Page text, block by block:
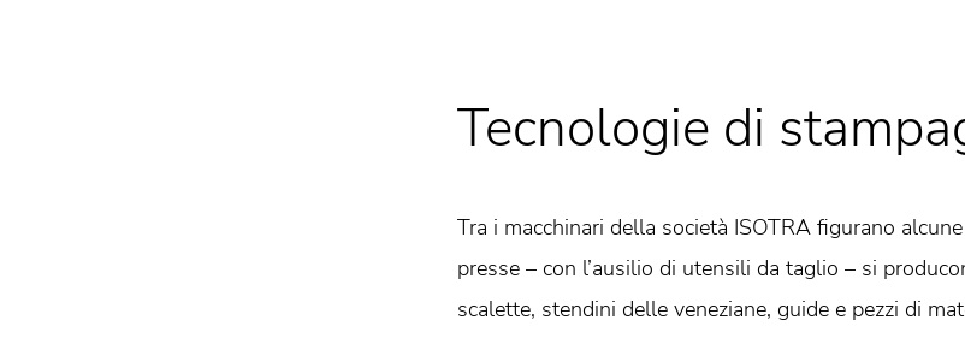
Tecnologie di
Tra i macchinari della società ISOTRA figurano
presse – con l’ausilio di utensili da taglio – si
scalette, stendini delle veneziane, guide e pezzi di